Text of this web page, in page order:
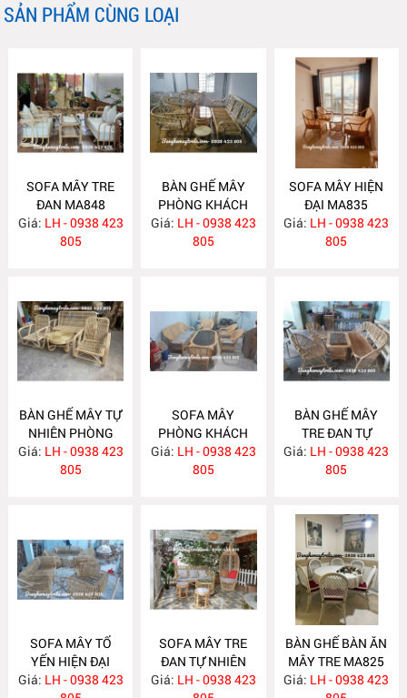
SẢN PHẨM CÙNG LOẠI
SOFA MÂY TRE
ĐAN MA848
Giá: LH - 0938 423
805
BÀN GHẾ MÂY
PHÒNG KHÁCH
MA839
Giá: LH - 0938 423
805
SOFA MÂY HIỆN
ĐẠI MA835
Giá: LH - 0938 423
805
BÀN GHẾ MÂY TỰ
NHIÊN PHÒNG
KHÁCH MA834
Giá: LH - 0938 423
805
SOFA MÂY
PHÒNG KHÁCH
HIỆN ĐẠI MA833
Giá: LH - 0938 423
805
BÀN GHẾ MÂY
TRE ĐAN TỰ
NHIÊN MA832
Giá: LH - 0938 423
805
SOFA MÂY TỔ
YẾN HIỆN ĐẠI
MA831
Giá: LH - 0938 423
SOFA MÂY TRE
ĐAN TỰ NHIÊN
MA830
Giá: LH - 0938 423
BÀN GHẾ BÀN ĂN
MÂY TRE MA825
Giá: LH - 0938 423